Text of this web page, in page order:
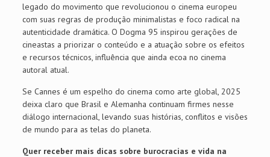
legado do movimento que revolucionou o cinema europeu
com suas regras de produção minimalistas e foco radical na
autenticidade dramática. O Dogma 95 inspirou gerações de
cineastas a priorizar o conteúdo e a atuação sobre os efeitos
e recursos técnicos, influência que ainda ecoa no cinema
autoral atual.
Se Cannes é um espelho do cinema como arte global, 2025
deixa claro que Brasil e Alemanha continuam firmes nesse
diálogo internacional, levando suas histórias, conflitos e visões
de mundo para as telas do planeta.
Quer receber mais dicas sobre burocracias e vida na